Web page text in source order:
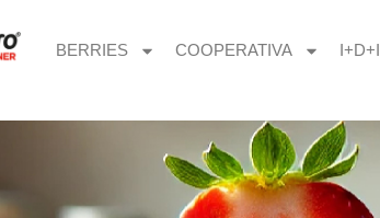
BERRIES COOPERATIVA I+D+I